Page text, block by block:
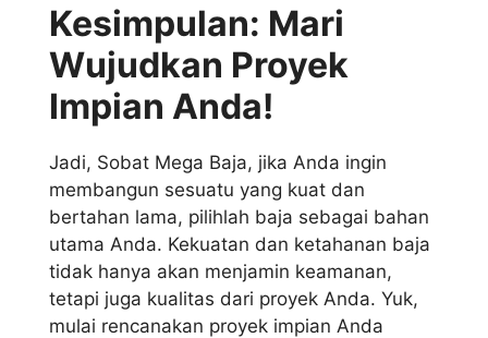
Kesimpulan: Mari
Wujudkan Proyek
Impian Anda!
Jadi, Sobat Mega Baja, jika Anda ingin
membangun sesuatu yang kuat dan
bertahan lama, pilihlah baja sebagai bahan
utama Anda. Kekuatan dan ketahanan baja
tidak hanya akan menjamin keamanan,
tetapi juga kualitas dari proyek Anda. Yuk,
mulai rencanakan proyek impian Anda